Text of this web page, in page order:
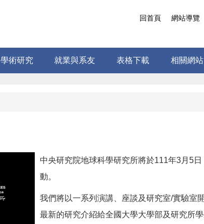
學術研究 就業與系友 表格下載 相關網站
回首頁 網站導覽
中央研究院地球科學研究所將於111年3月5
動。
我們將以一系列演講、座談及研究室/實驗室
最新的研究介紹給全國大學大學部及研究所學